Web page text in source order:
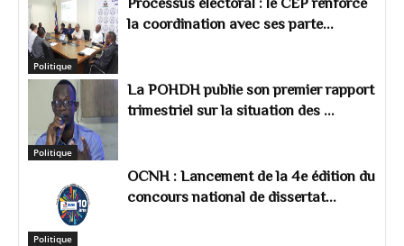
Politique
la coordination avec ses parte...
Politique
La POHDH publie son premier rapport
trimestriel sur la situation des ...
Politique
OCNH : Lancement de la 4e édition du
concours national de dissertat...